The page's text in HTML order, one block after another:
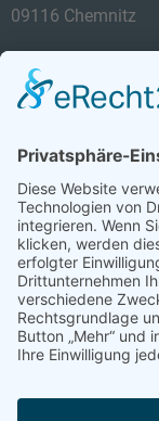
09116 Chemnitz
E-Mail: info@tca-
Sicherheitsfrage*
Bitte addieren Sie
Abonnieren Sie
verpassen Sie